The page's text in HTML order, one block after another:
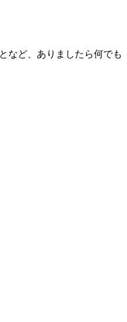
など、ありましたら何でも